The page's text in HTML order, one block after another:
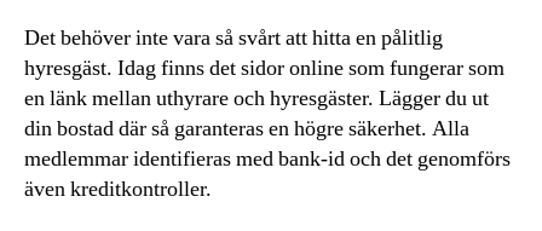
Det behöver inte vara så svårt att hitta en pålitlig
hyresgäst. Idag finns det sidor online som fungerar som
en länk mellan uthyrare och hyresgäster. Lägger du ut
din bostad där så garanteras en högre säkerhet. Alla
medlemmar identifieras med bank-id och det genomförs
även kreditkontroller.